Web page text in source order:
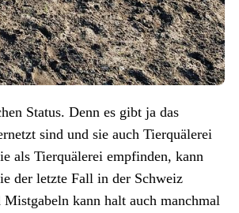
Status. Denn es gibt ja das
sind und sie auch Tierquälerei
als Tierquälerei empfinden, kann
der letzte Fall in der Schweiz
kann halt auch manchmal